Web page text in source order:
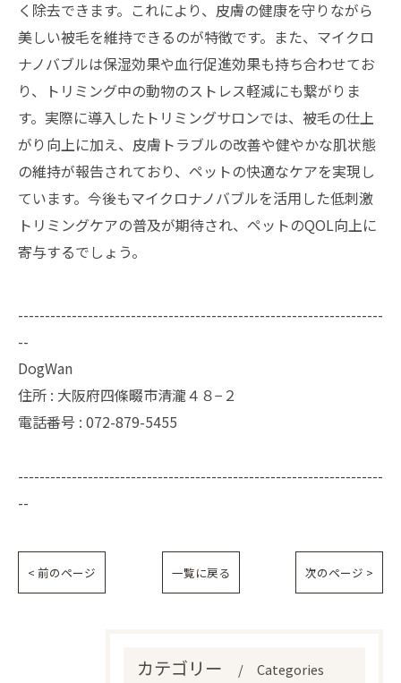
く除去できます。これにより、皮膚の健康を守りながら
美しい被毛を維持できるのが特徴です。また、マイクロ
ナノバブルは保湿効果や血行促進効果も持ち合わせてお
り、トリミング中の動物のストレス軽減にも繋がりま
す。実際に導入したトリミングサロンでは、被毛の仕上
がり向上に加え、皮膚トラブルの改善や健やかな肌状態
の維持が報告されており、ペットの快適なケアを実現し
ています。今後もマイクロナノバブルを活用した低刺激
トリミングケアの普及が期待され、ペットのQOL向上に
寄与するでしょう。
--------------------------------------------------------------------
--
DogWan
住所 : 大阪府四條畷市清瀧４８−２
電話番号 : 072-879-5455
--------------------------------------------------------------------
--
< 前のページ 一覧に戻る 次のページ >
カテゴリー Categories